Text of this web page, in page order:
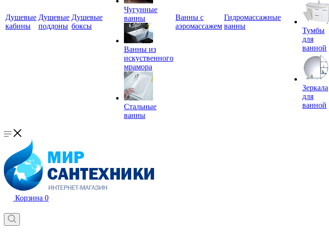
Душевые
кабины
Душевые
поддоны
Душевые
боксы
Чугунные
ванны
Ванны из
искуственного
мрамора
Стальные
ванны
Ванны с
аэромассажем
Гидромассажные
ванны
Тумбы
для
ванной
Зеркала
для
ванной
Корзина 0